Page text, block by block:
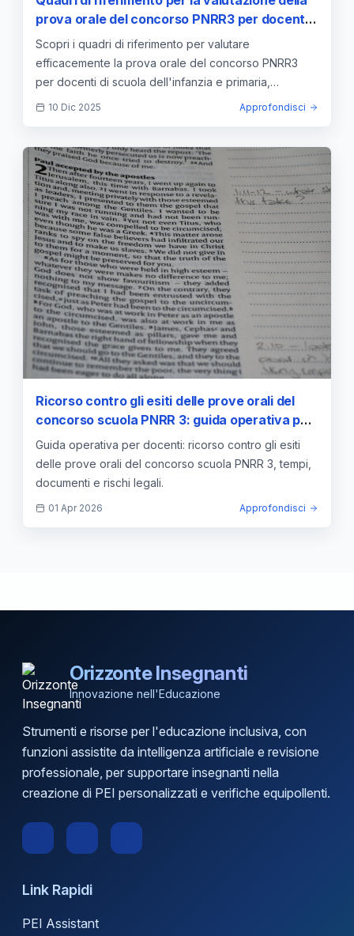
prova orale del concorso PNRR3 per docenti
di scuola dell'infanzia e primaria —
approfondimento e guida
Scopri i quadri di riferimento per valutare
efficacemente la prova orale del concorso PNRR3
per docenti di scuola dell'infanzia e primaria,
strumenti chiave per il successo.
10 Dic 2025 Approfondisci
Ricorso contro gli esiti delle prove orali del
concorso scuola PNRR 3: guida operativa per
docenti
Guida operativa per docenti: ricorso contro gli esiti
delle prove orali del concorso scuola PNRR 3, tempi,
documenti e rischi legali.
01 Apr 2026 Approfondisci
Orizzonte Insegnanti
Innovazione nell'Educazione
Strumenti e risorse per l'educazione inclusiva, con
funzioni assistite da intelligenza artificiale e revisione
professionale, per supportare insegnanti nella
creazione di PEI personalizzati e verifiche equipollenti.
Link Rapidi
PEI Assistant